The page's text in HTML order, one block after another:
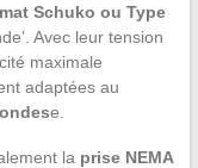
Schuko ou Type
Avec leur tension
maximale
adaptées au
e.
la prise NEMA